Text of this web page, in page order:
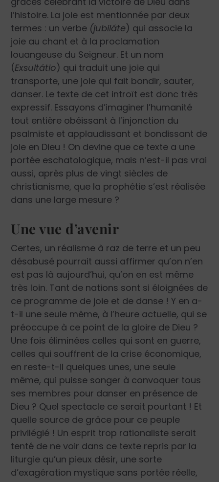
l’histoire. La joie est mentionnée par deux
termes : un verbe (jubiláte) qui associe la
joie au chant et à la proclamation
louangeuse du Seigneur. Et un nom
(Exsultátio) qui traduit une joie qui
transporte, une joie qui fait bondir, sauter,
danser. Le texte de cet introït est donc très
expressif. Essayons d’imaginer l’humanité
tout entière obéissant à l’injonction du
psalmiste et applaudissant et bondissant de
joie en Dieu ! On devine que ce texte a une
portée eschatologique, mais n’est-il pas vrai
aussi, après plus de vingt siècles de
christianisme, que la prophétie s’est réalisée
dans une large mesure ?
Une vue d’avenir
Certes, un réalisme à raz de terre et un peu
désabusé pourrait aussi affirmer qu’on n’en
est pas là aujourd’hui, qu’on en est même
très loin. Tant de nations sont si éloignées de
ce programme de joie et de danse ! Y en a-
t-il une seule même, à l’heure actuelle, qui se
préoccupe à ce point de la gloire de Dieu ?
Une fois éliminées celles qui sont en guerre,
celles qui souffrent de la crise économique,
en reste-t-il quelques unes, une seule
même, qui puisse songer à convoquer tous
ses membres pour danser en présence de
Dieu ? Quel spectacle ce serait pourtant ! Et
quelle source de grâce pour ce peuple
privilégié ! Un esprit trop rationaliste serait
tenté de ne voir dans ce texte repris par la
liturgie qu’un pieux désir, une sorte
d’exagération mystique sans portée réelle,